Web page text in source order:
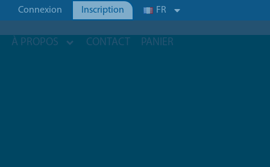
Connexion Inscription FR
À PROPOS CONTACT PANIER